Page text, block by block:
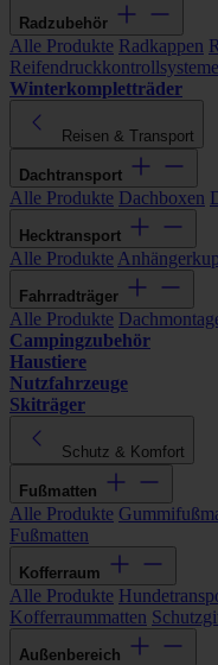
Radzubehör
Alle Produkte Radkappen
Reifendruckkontrollsysteme
Winterkompletträder
Reisen & Transport
Dachtransport
Alle Produkte Dachboxen
Hecktransport
Alle Produkte
Fahrradträger
Alle Produkte
Campingzubehör
Haustiere
Nutzfahrzeuge
Skiträger
Schutz & Komfort
Fußmatten
Alle Produkte
Fußmatten
Kofferraum
Alle Produkte
Kofferraummatten
Außenbereich